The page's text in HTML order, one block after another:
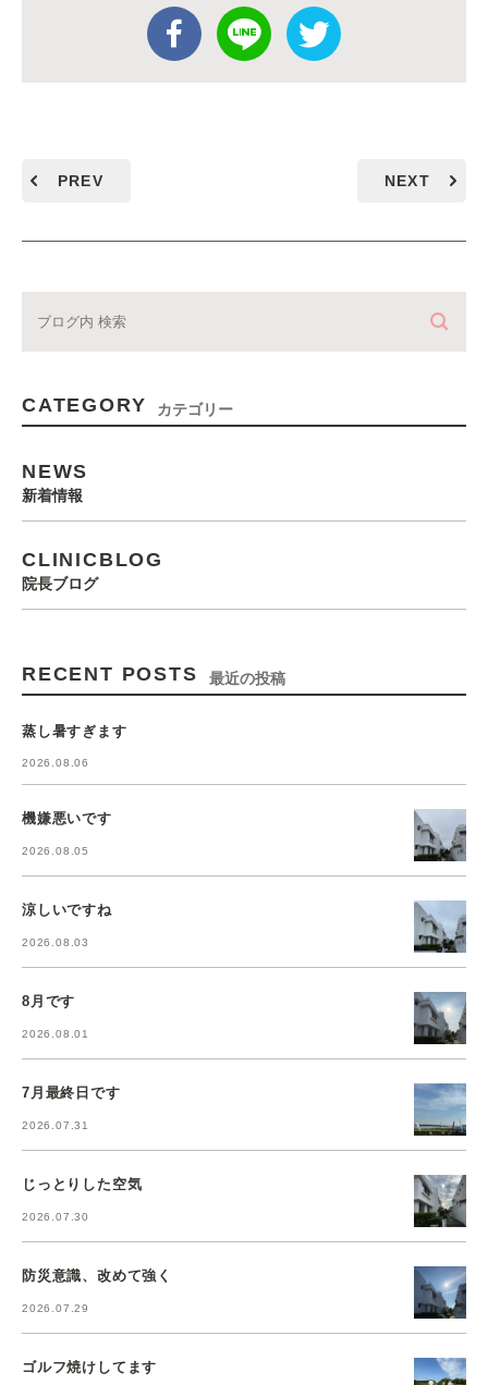
PREV NEXT
CATEGORY カテゴリー
NEWS
新着情報
CLINICBLOG
院長ブログ
RECENT POSTS 最近の投稿
蒸し暑すぎます
2026.08.06
機嫌悪いです
2026.08.05
涼しいですね
2026.08.03
8月です
2026.08.01
7月最終日です
2026.07.31
じっとりした空気
2026.07.30
防災意識、改めて強く
2026.07.29
ゴルフ焼けしてます